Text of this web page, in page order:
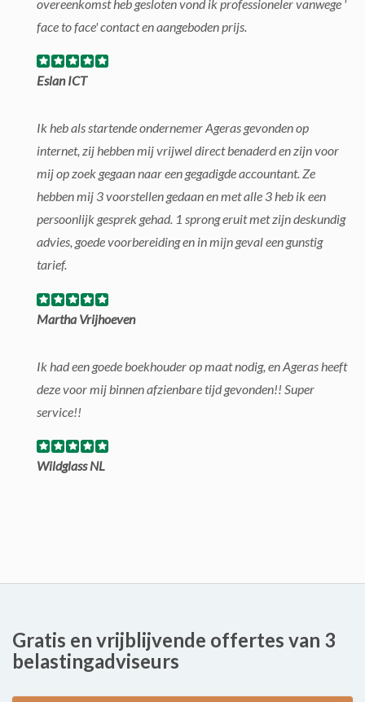
overeenkomst heb gesloten vond ik professioneler vanwege '
face to face' contact en aangeboden prijs.
Eslan ICT
Ik heb als startende ondernemer Ageras gevonden op
internet, zij hebben mij vrijwel direct benaderd en zijn voor
mij op zoek gegaan naar een gegadigde accountant. Ze
hebben mij 3 voorstellen gedaan en met alle 3 heb ik een
persoonlijk gesprek gehad. 1 sprong eruit met zijn deskundig
advies, goede voorbereiding en in mijn geval een gunstig
tarief.
Martha Vrijhoeven
Ik had een goede boekhouder op maat nodig, en Ageras heeft
deze voor mij binnen afzienbare tijd gevonden!! Super
service!!
Wildglass NL
Gratis en vrijblijvende offertes van 3
belastingadviseurs